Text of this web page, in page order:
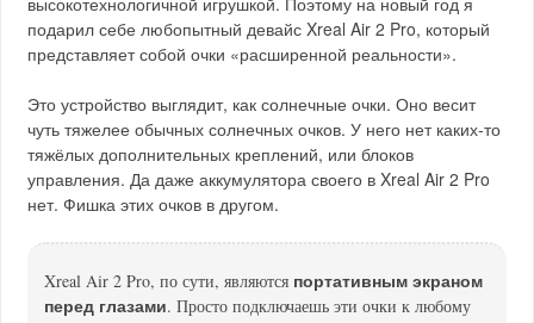
подарил себе любопытный девайс Xreal Air 2 Pro, который
представляет собой очки «расширенной реальности».
Это устройство выглядит, как солнечные очки. Оно весит
чуть тяжелее обычных солнечных очков. У него нет каких-то
тяжёлых дополнительных креплений, или блоков
управления. Да даже аккумулятора своего в Xreal Air 2 Pro
нет. Фишка этих очков в другом.
Xreal Air 2 Pro, по сути, являются портативным экраном
перед глазами. Просто подключаешь эти очки к любому